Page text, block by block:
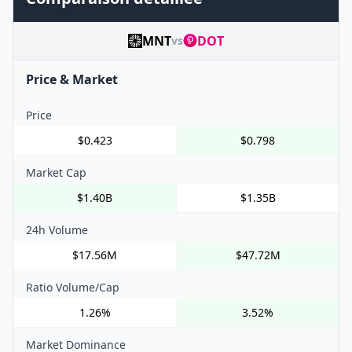
MNTvs DOT
Price & Market
Price
$0.423
$0.798
Market Cap
$1.40B
$1.35B
24h Volume
$17.56M
$47.72M
Ratio Volume/Cap
1.26%
3.52%
Market Dominance